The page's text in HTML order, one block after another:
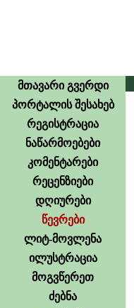
მთავარი გვერდი
პორტალის შესახებ
რეგისტრაცია
ნაწარმოებები
კომენტარები
რეცენზიები
დღიურები
წევრები
ლიტ-მოვლენა
ილუსტრაცია
მოგვწერეთ
ძებნა